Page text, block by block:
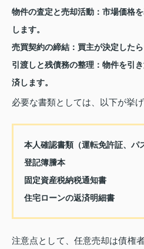
物件の査定と売却活動： 市場価格
します。
売買契約の締結： 買主が決定した
引渡しと残債務の整理： 物件を引
済します。
必要な書類としては、以下が挙げ
本人確認書類（運転免許証、パ
登記簿謄本
固定資産税納税通知書
住宅ローンの返済明細書
注意点として、任意売却は債権